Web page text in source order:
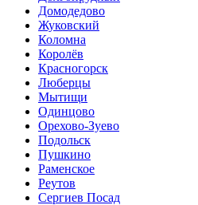
Домодедово
Жуковский
Коломна
Королёв
Красногорск
Люберцы
Мытищи
Одинцово
Орехово-Зуево
Подольск
Пушкино
Раменское
Реутов
Сергиев Посад